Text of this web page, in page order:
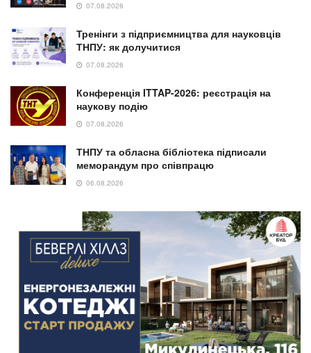
07.08.2026
Тренінги з підприємництва для науковців
ТНПУ: як долучитися
07.08.2026
Конференція ITTAP-2026: реєстрація на
наукову подію
07.08.2026
ТНПУ та обласна бібліотека підписали
меморандум про співпрацю
06.08.2026